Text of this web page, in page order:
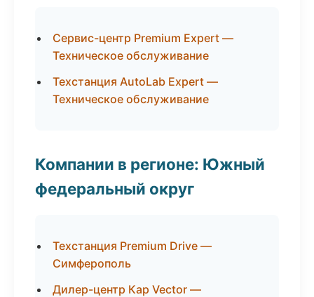
Сервис-центр Premium Expert —
Техническое обслуживание
Техстанция AutoLab Expert —
Техническое обслуживание
Компании в регионе: Южный
федеральный округ
Техстанция Premium Drive —
Симферополь
Дилер-центр Кар Vector —